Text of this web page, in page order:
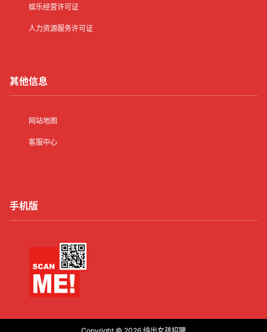
娱乐经营许可证
人力资源服务许可证
其他信息
网站地图
客服中心
手机版